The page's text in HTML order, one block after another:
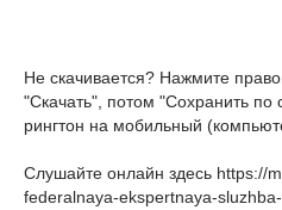
Не скачивается? Нажмите
"Скачать", потом "Сохранить по
рингтон на мобильный
Слушайте онлайн здесь https://
federalnaya-ekspertnaya-